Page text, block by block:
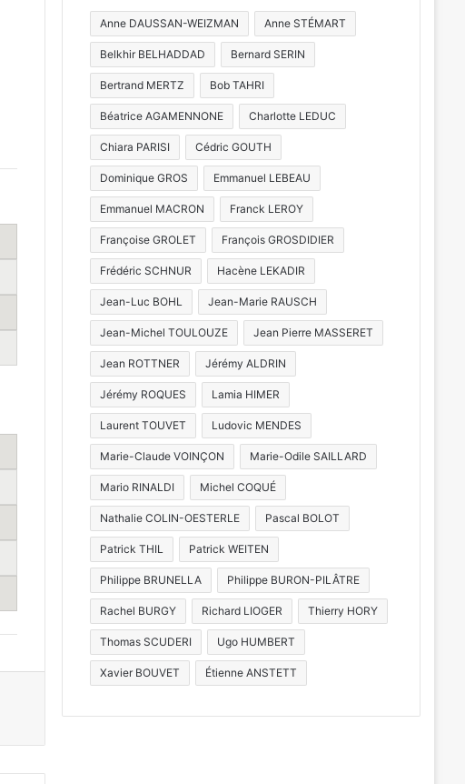
Anne DAUSSAN-WEIZMAN Anne STÉMART
Belkhir BELHADDAD Bernard SERIN
Bertrand MERTZ Bob TAHRI
Béatrice AGAMENNONE Charlotte LEDUC
Chiara PARISI Cédric GOUTH
Dominique GROS Emmanuel LEBEAU
Emmanuel MACRON Franck LEROY
Françoise GROLET François GROSDIDIER
Frédéric SCHNUR Hacène LEKADIR
Jean-Luc BOHL Jean-Marie RAUSCH
Jean-Michel TOULOUZE Jean Pierre MASSERET
Jean ROTTNER Jérémy ALDRIN
Jérémy ROQUES Lamia HIMER
Laurent TOUVET Ludovic MENDES
Marie-Claude VOINÇON Marie-Odile SAILLARD
Mario RINALDI Michel COQUÉ
Nathalie COLIN-OESTERLE Pascal BOLOT
Patrick THIL Patrick WEITEN
Philippe BRUNELLA Philippe BURON-PILÂTRE
Rachel BURGY Richard LIOGER Thierry HORY
Thomas SCUDERI Ugo HUMBERT
Xavier BOUVET Étienne ANSTETT